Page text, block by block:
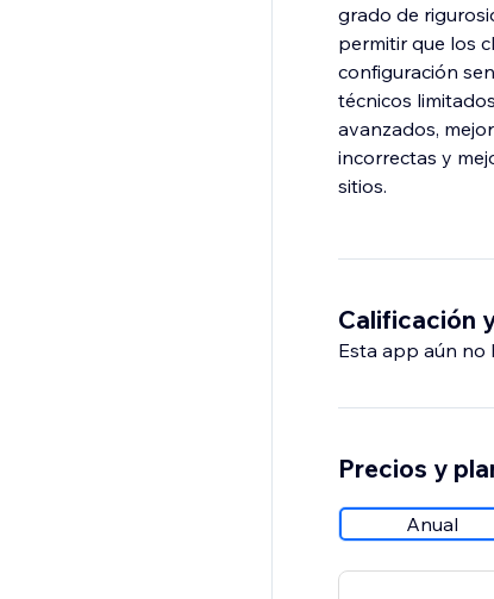
grado de
permitir que los
configuración
técnicos
avanzados,
incorrectas y
sitios.
Calificación
Esta app aún no
Precios y
Anual